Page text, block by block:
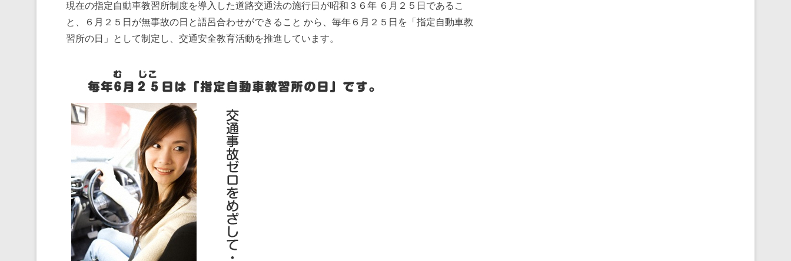
現在の指定自動車教習所制度を導入した道路交通法の施行日が昭和３６年 ６月２５日であるこ
と、６月２５日が無事故の日と語呂合わせができること から、毎年６月２５日を「指定自動車教
習所の日」として制定し、交通安全教育活動を推進しています。